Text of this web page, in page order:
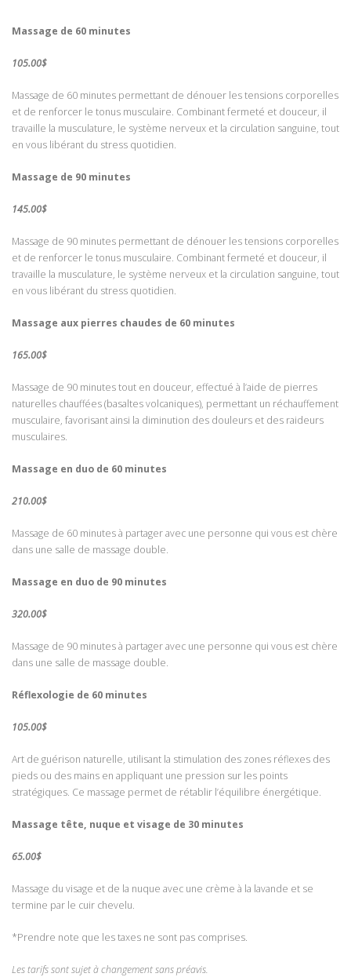
Massage de 60 minutes
105.00$
Massage de 60 minutes permettant de dénouer les tensions corporelles
et de renforcer le tonus musculaire. Combinant fermeté et douceur, il
travaille la musculature, le système nerveux et la circulation sanguine, tout
en vous libérant du stress quotidien.
Massage de 90 minutes
145.00$
Massage de 90 minutes permettant de dénouer les tensions corporelles
et de renforcer le tonus musculaire. Combinant fermeté et douceur, il
travaille la musculature, le système nerveux et la circulation sanguine, tout
en vous libérant du stress quotidien.
Massage aux pierres chaudes de 60 minutes
165.00$
Massage de 90 minutes tout en douceur, effectué à l’aide de pierres
naturelles chauffées (basaltes volcaniques), permettant un réchauffement
musculaire, favorisant ainsi la diminution des douleurs et des raideurs
musculaires.
Massage en duo de 60 minutes
210.00$
Massage de 60 minutes à partager avec une personne qui vous est chère
dans une salle de massage double.
Massage en duo de 90 minutes
320.00$
Massage de 90 minutes à partager avec une personne qui vous est chère
dans une salle de massage double.
Réflexologie de 60 minutes
105.00$
Art de guérison naturelle, utilisant la stimulation des zones réflexes des
pieds ou des mains en appliquant une pression sur les points
stratégiques. Ce massage permet de rétablir l’équilibre énergétique.
Massage tête, nuque et visage de 30 minutes
65.00$
Massage du visage et de la nuque avec une crème à la lavande et se
termine par le cuir chevelu.
*Prendre note que les taxes ne sont pas comprises.
Les tarifs sont sujet à changement sans préavis.